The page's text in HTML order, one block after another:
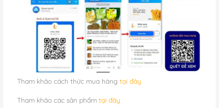
Tham khảo cách thức mua hàng tại đây
Tham khảo các sản phẩm tại đây